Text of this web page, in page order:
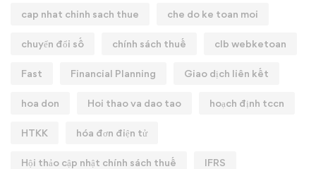
cap nhat chinh sach thue che do ke toan moi
chuyển đổi số chính sách thuế clb webketoan
Fast Financial Planning Giao dịch liên kết
hoa don Hoi thao va dao tao hoạch định tccn
HTKK hóa đơn điện tử
Hội thảo cập nhật chính sách thuế IFRS